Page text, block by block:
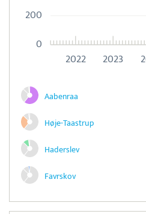
2022 2023
0
200
Aabenraa
Høje-Taastrup
Haderslev
Favrskov